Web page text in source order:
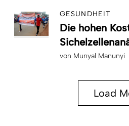
GESUNDHEIT
Die hohen
von Munyal Manunyi
Load